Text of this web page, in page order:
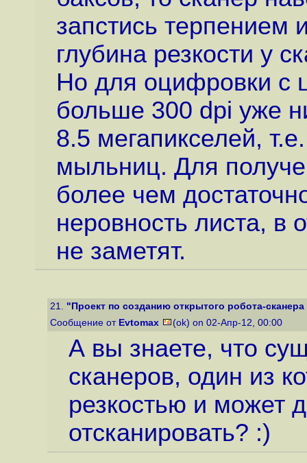
запстись терпением
глубина резкости у
Но для оцифровки с
больше 300 dpi уже
8.5 мегапикселей,
мыльниц. Для
более чем
неровность листа, в
не заметят.
21. "Проект по созданию открытого робота-
Сообщение от Evtomax (ok) on 02-Апр-12, 00:00
А вы знаете, что
сканеров, один из
резкостью и может
отсканировать? :)